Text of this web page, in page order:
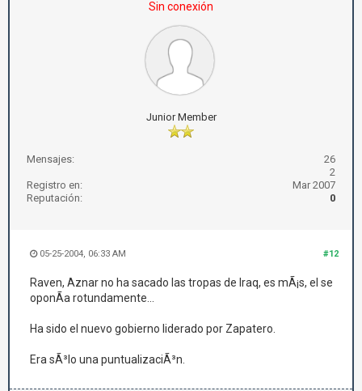
Sin conexión
Junior Member
Mensajes:
26
2
Registro en:
Mar 2007
Reputación:
0
#12
05-25-2004, 06:33 AM
Raven, Aznar no ha sacado las tropas de Iraq, es mÃ¡s, el se
oponÃ­a rotundamente...
Ha sido el nuevo gobierno liderado por Zapatero.
Era sÃ³lo una puntualizaciÃ³n.